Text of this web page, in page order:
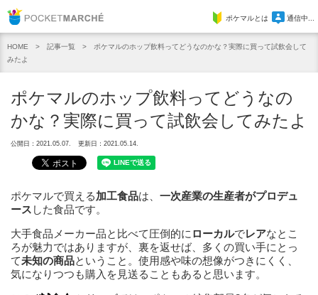
Pocket Marcheポケマルとは 通信中...
HOME 記事一覧
ポケマルのホップ飲料ってどうなのかな？実際に買って試飲会して
みたよ
ポケマルのホップ飲料ってどうなの
かな？実際に買って試飲会してみたよ
公開日：2021.05.07. 更新日：2021.05.14.
ポケマルで買える加工食品は、 一次産業の生産者がプロデュ
ース した食品です。
大手食品メーカー品と比べて圧倒的に ローカルでレアなとこ
ろが魅力ではありますが、裏を返せば、多くの買い手にとっ
て未知の商品ということ。使用感や味の想像がつきにくく、
気になりつつも購入を見送ることもあると思います。